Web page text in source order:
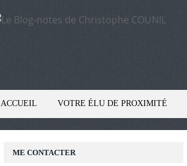
ACCUEIL VOTRE ÉLU DE PROXIMITÉ
ME CONTACTER